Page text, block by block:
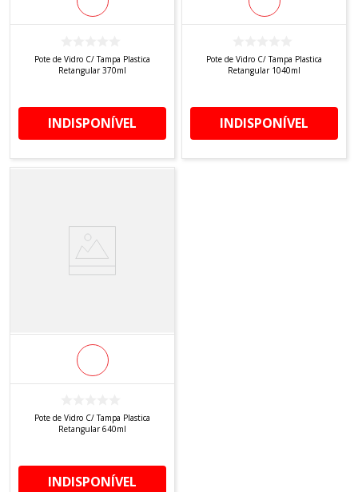
Pote de Vidro C/ Tampa Plastica
Retangular 370ml
INDISPONÍVEL
Pote de Vidro C/ Tampa Plastica
Retangular 1040ml
INDISPONÍVEL
Pote de Vidro C/ Tampa Plastica
Retangular 640ml
INDISPONÍVEL